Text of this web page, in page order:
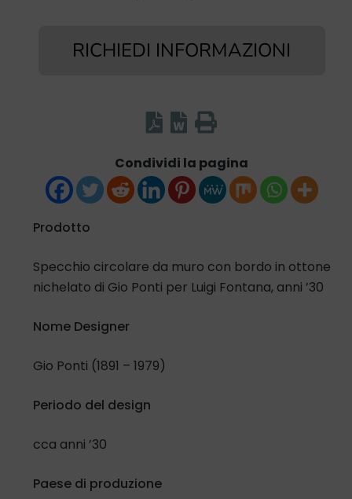
RICHIEDI INFORMAZIONI
Confermo di aver letto e compreso l'
di protezione dati personali
Ho letto e compreso
Condividi la pagina
Prodotto
Specchio circolare da muro con bordo in ottone
nichelato di Gio Ponti per Luigi Fontana, anni ’30
Nome Designer
Gio Ponti (1891 – 1979)
Periodo del design
cca anni ’30
Paese di produzione